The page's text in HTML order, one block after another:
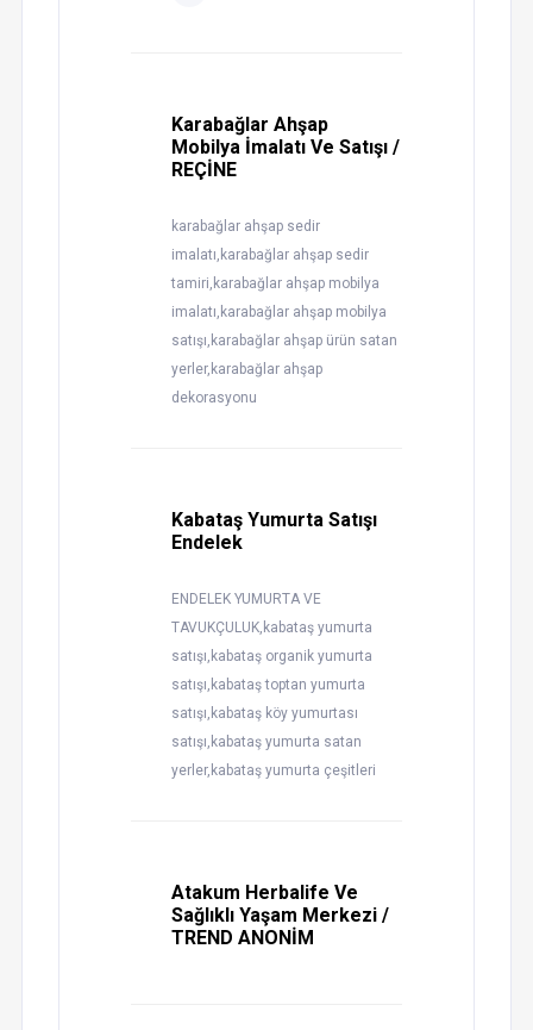
Karabağlar Ahşap
Mobilya İmalatı Ve Satışı /
REÇİNE
karabağlar ahşap sedir
imalatı,karabağlar ahşap sedir
tamiri,karabağlar ahşap mobilya
imalatı,karabağlar ahşap mobilya
satışı,karabağlar ahşap ürün satan
yerler,karabağlar ahşap
dekorasyonu
Kabataş Yumurta Satışı
Endelek
ENDELEK YUMURTA VE
TAVUKÇULUK,kabataş yumurta
satışı,kabataş organik yumurta
satışı,kabataş toptan yumurta
satışı,kabataş köy yumurtası
satışı,kabataş yumurta satan
yerler,kabataş yumurta çeşitleri
Atakum Herbalife Ve
Sağlıklı Yaşam Merkezi /
TREND ANONİM